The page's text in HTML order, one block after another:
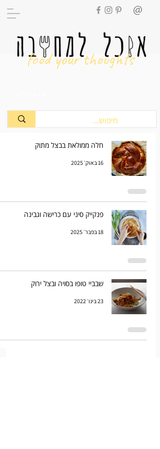
food your thoughts
חלה ממולאת בבצל מתוק
16 באוק׳ 2025
פנקייק סיני עם כרישה וגבינה
18 בפבר׳ 2025
שבביי טופו בסויה ובצל ירוק
23 בינו׳ 2022